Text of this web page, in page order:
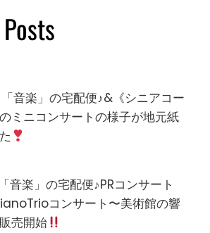
音楽」の宅配便♪&《シニアコー
ミニコンサートの様子が地元紙
音楽」の宅配便♪PRコンサート
コンサート〜美術館の響
売開始